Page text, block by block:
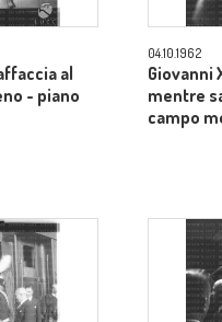
al
- piano
04.10.1962
Giovanni
mentre
campo